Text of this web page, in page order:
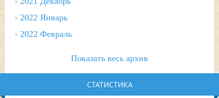
2022 Январь
2022 Февраль
Показать весь архив
СТАТИСТИКА